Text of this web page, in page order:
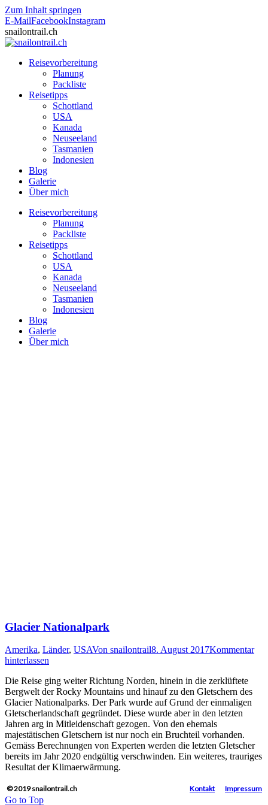
Zum Inhalt springen
E-MailFacebookInstagram
snailontrail.ch
Reisevorbereitung
Planung
Packliste
Reisetipps
Schottland
USA
Kanada
Neuseeland
Tasmanien
Indonesien
Blog
Galerie
Über mich
Reisevorbereitung
Planung
Packliste
Reisetipps
Schottland
USA
Kanada
Neuseeland
Tasmanien
Indonesien
Blog
Galerie
Über mich
Glacier Nationalpark
Amerika, Länder, USAVon snailontrail8. August 2017Kommentar
hinterlassen
Die Reise ging weiter Richtung Norden, hinein in die zerklüftete
Bergwelt der Rocky Mountains und hinauf zu den Gletschern des
Glacier Nationalparks. Der Park wurde auf Grund der einmaligen
Gletscherlandschaft gegründet. Diese wurde aber in den letzten
Jahren arg in Mitleidenschaft gezogen. Von den ehemals
majestätischen Gletschern ist nur noch ein Bruchteil vorhanden.
Gemäss Berechnungen von Experten werden die letzten Gletscher
bereits im Jahr 2020 endgültig verschwinden. Ein weiteres, trauriges
Resultat der Klimaerwärmung.
© 2019 snailontrail.ch Kontakt Impressum
Go to Top